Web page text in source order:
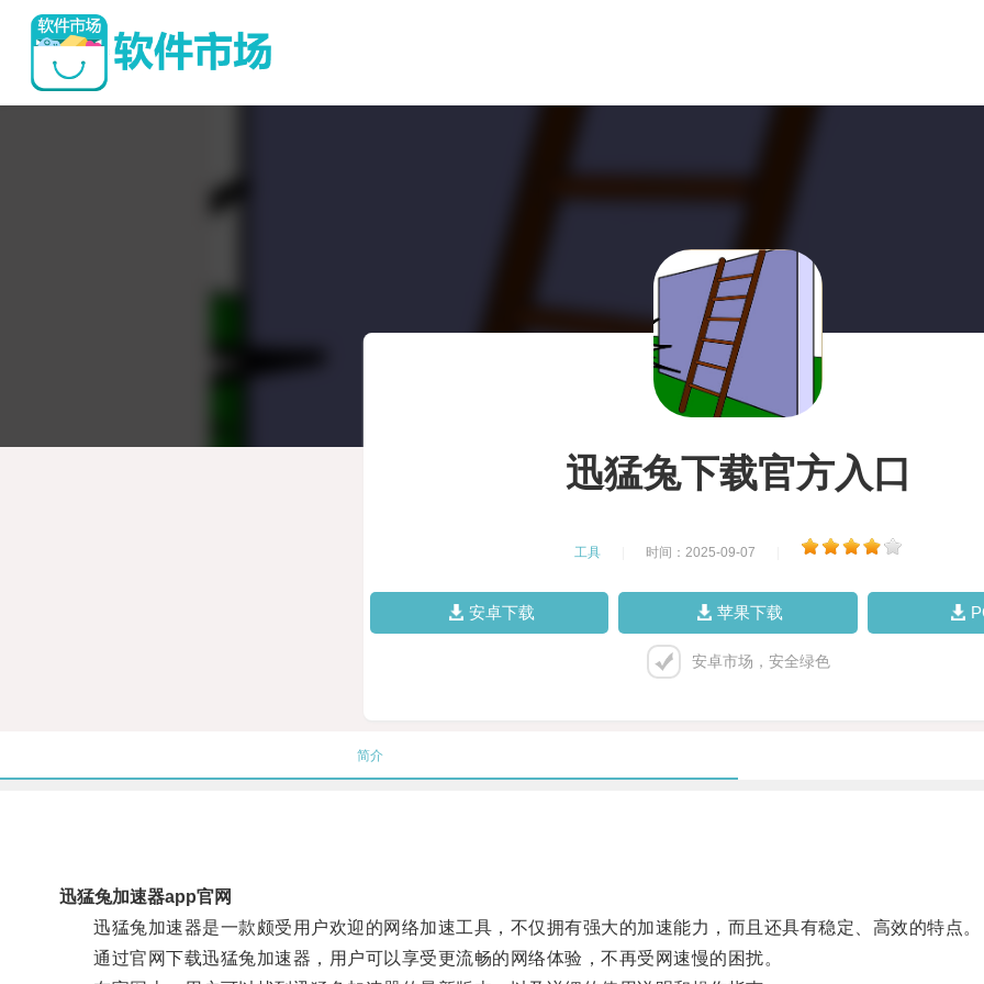
迅猛兔下载官方入口
工具 时间：2025-09-07
安卓下载 苹果下载
安卓市场，安全绿色
简介
迅猛兔加速器app官网
迅猛兔加速器是一款颇受用户欢迎的网络加速工具，不仅拥有强大的加速能力，而且还具有稳定、高效的特点。
通过官网下载迅猛兔加速器，用户可以享受更流畅的网络体验，不再受网速慢的困扰。